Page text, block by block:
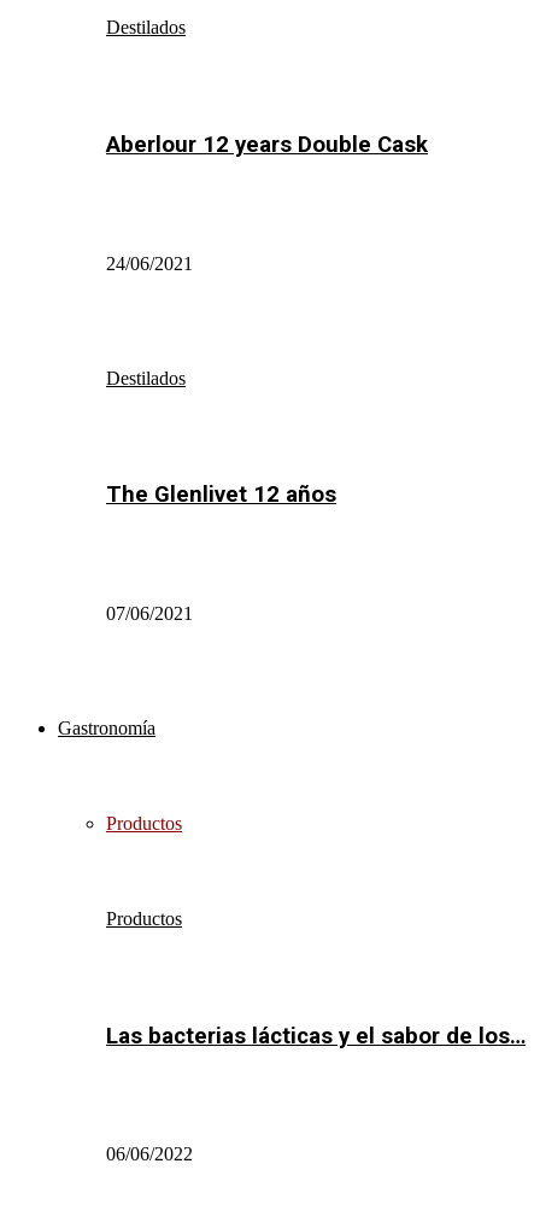
Destilados
Aberlour 12 years Double Cask
24/06/2021
Destilados
The Glenlivet 12 años
07/06/2021
Gastronomía
Productos
Productos
Las bacterias lácticas y el sabor de los…
06/06/2022